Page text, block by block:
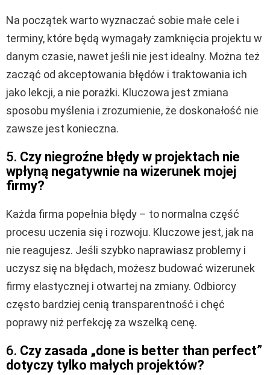
Na początek warto wyznaczać sobie małe cele i
terminy, które będą wymagały zamknięcia projektu w
danym czasie, nawet jeśli nie jest idealny. Można też
zacząć od akceptowania błędów i traktowania ich
jako lekcji, a nie porażki. Kluczowa jest zmiana
sposobu myślenia i zrozumienie, że doskonałość nie
zawsze jest konieczna.
5. Czy niegroźne błędy w projektach nie
wpłyną negatywnie na wizerunek mojej
firmy?
Każda firma popełnia błędy – to normalna część
procesu uczenia się i rozwoju. Kluczowe jest, jak na
nie reagujesz. Jeśli szybko naprawiasz problemy i
uczysz się na błędach, możesz budować wizerunek
firmy elastycznej i otwartej na zmiany. Odbiorcy
często bardziej cenią transparentność i chęć
poprawy niż perfekcję za wszelką cenę.
6. Czy zasada „done is better than perfect”
dotyczy tylko małych projektów?